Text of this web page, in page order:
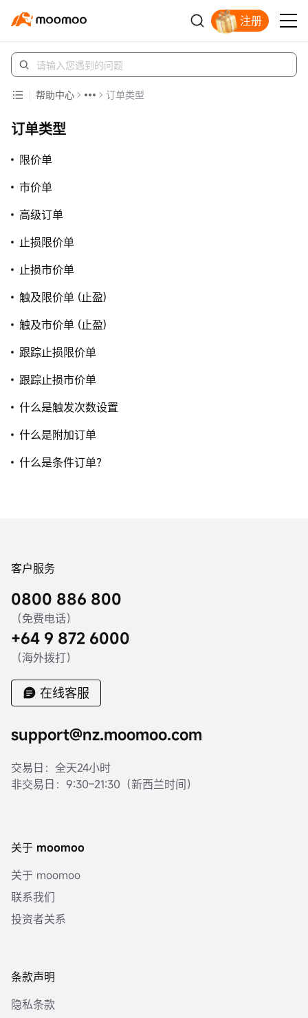
注册
帮助中心 订单类型
订单类型
限价单
市价单
高级订单
止损限价单
止损市价单
触及限价单 (止盈)
触及市价单 (止盈)
跟踪止损限价单
跟踪止损市价单
什么是触发次数设置
什么是附加订单
什么是条件订单？
客户服务
0800 886 800
（免费电话）
+64 9 872 6000
（海外拨打）
在线客服
support@nz.moomoo.com
交易日：全天24小时
非交易日：9:30–21:30（新西兰时间）
关于 moomoo
关于 moomoo
联系我们
投资者关系
条款声明
隐私条款